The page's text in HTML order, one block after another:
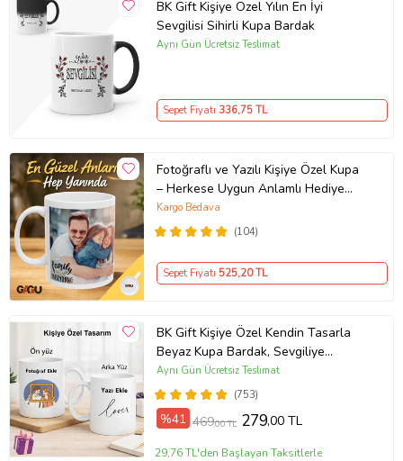
BK Gift Kişiye Özel Yılın En İyi
Sevgilisi Sihirli Kupa Bardak
Aynı Gün Ücretsiz Teslimat
Sepet Fiyatı 336,75 TL
Fotoğraflı ve Yazılı Kişiye Özel Kupa
– Herkese Uygun Anlamlı Hediye
Porselen Baskılı Kupa (Beyaz)
(104)
Kargo Bedava
Sepet Fiyatı 525,20 TL
BK Gift Kişiye Özel Kendin Tasarla
Beyaz Kupa Bardak, Sevgiliye
Hediye, Arkadaşa Hediye, Doğum
Günü Hediyesi(753)
Aynı Gün Ücretsiz Teslimat
%41 469,00 TL 279,00 TL
29,76 TL'den Başlayan Taksitlerle